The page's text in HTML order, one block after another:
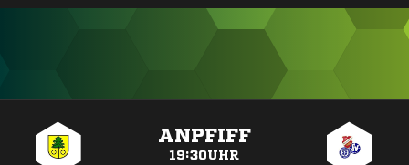
ANPFIFF
19:30UHR